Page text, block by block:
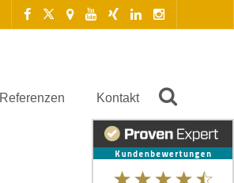
Referenzen Kontakt